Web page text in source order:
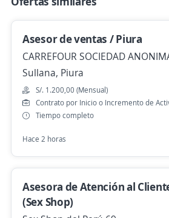
Supervisor Comercial Para
Importante empresa del sector
Paita, Piura
Ayer
Empleo destacado
B2C / Clínicas AUNA Piura
4,5
Grupo AUNA
Asesor de ventas / Piura
CARREFOUR SOCIEDAD
Sullana, Piura
S/. 1.200,00 (Mensual)
Contrato por Inicio o Incremento de
Tiempo completo
Hace 2 horas
Asesora de Atención al
(Sex Shop)